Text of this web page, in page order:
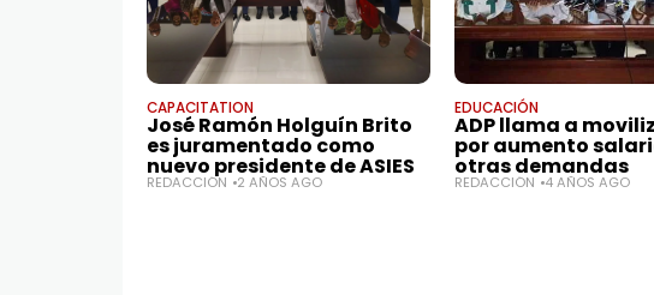
CAPACITATION
José Ramón Holguín Brito
es juramentado como
nuevo presidente de ASIES
REDACCIÓN 2 AÑOS AGO
EDUCACIÓN
ADP llama a
por aumento
otras demandas
REDACCIÓN 4 AÑOS AGO